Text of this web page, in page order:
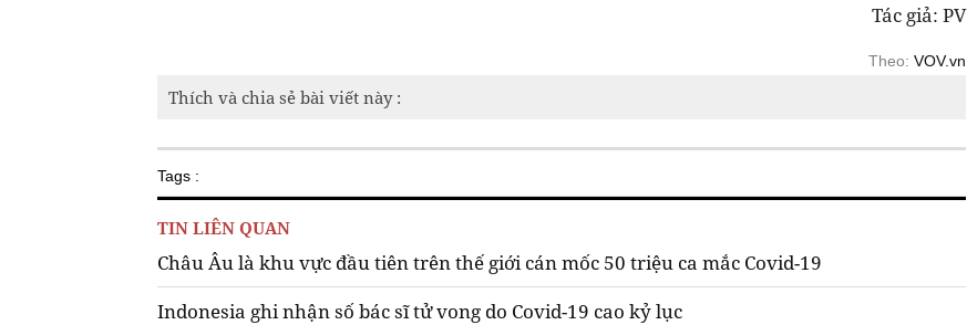
Tác giả: PV
Theo: VOV.vn
Thích và chia sẻ bài viết này :
Tags :
TIN LIÊN QUAN
Châu Âu là khu vực đầu tiên trên thế giới cán mốc 50 triệu ca mắc Covid-19
Indonesia ghi nhận số bác sĩ tử vong do Covid-19 cao kỷ lục